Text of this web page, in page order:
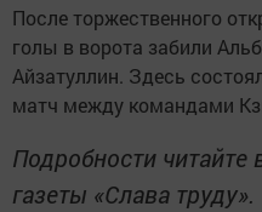
После торжественного
голы в ворота забили
Айзатуллин. Здесь
матч между командами
Подробности
газеты «Слава труду».